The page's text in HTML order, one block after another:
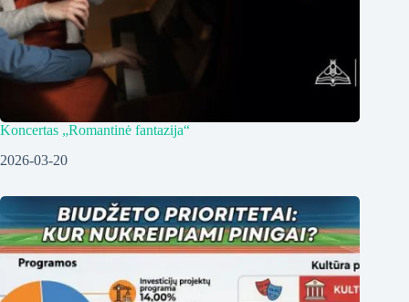
Koncertas „Romantinė fantazija“
2026-03-20